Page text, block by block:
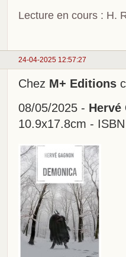
Lecture en cours : H.
24-04-2025 12:57:27
Chez M+ Editions
08/05/2025 - Hervé
10.9x17.8cm -